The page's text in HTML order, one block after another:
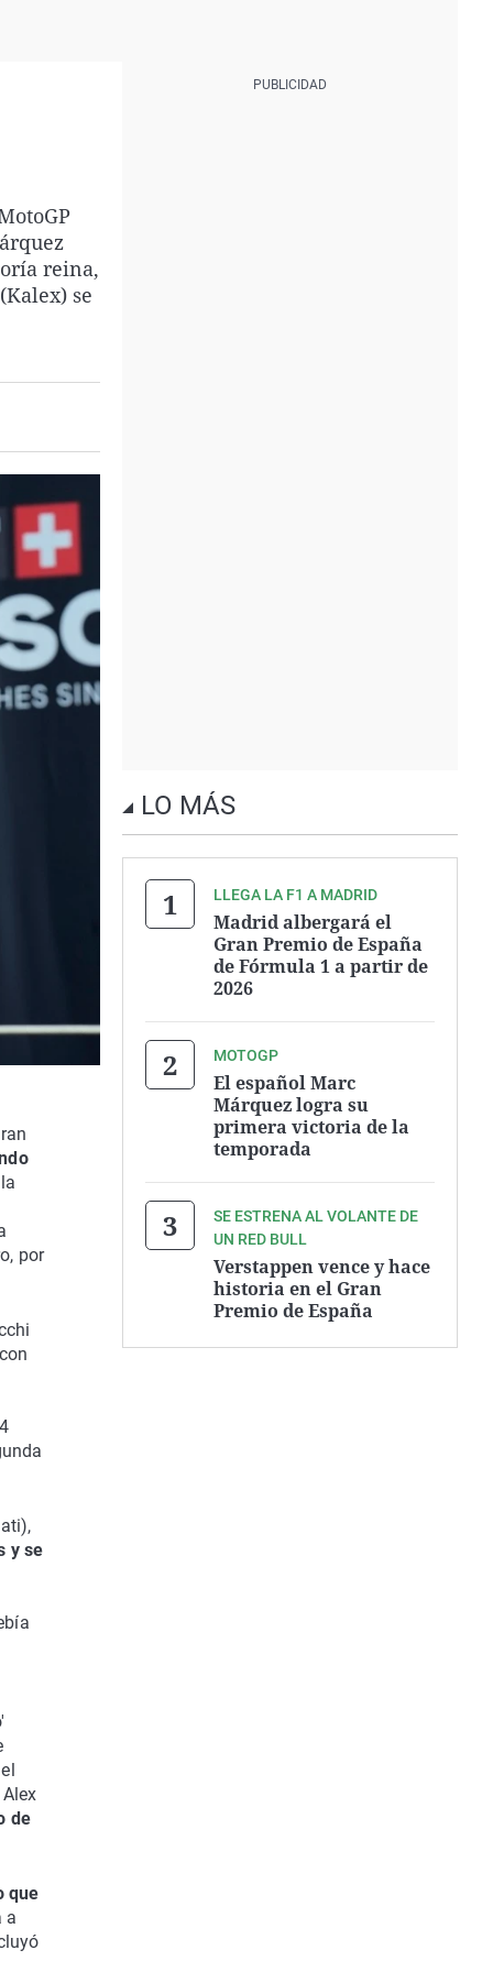
reina,
se
por
y se
de
que
a
LO MÁS
LLEGA LA F1 A MADRID
Madrid albergará el
Gran Premio de España
de Fórmula 1 a partir de
2026
MOTOGP
El español Marc
Márquez logra su
primera victoria de la
temporada
SE ESTRENA AL VOLANTE DE
UN RED BULL
Verstappen vence y hace
historia en el Gran
Premio de España